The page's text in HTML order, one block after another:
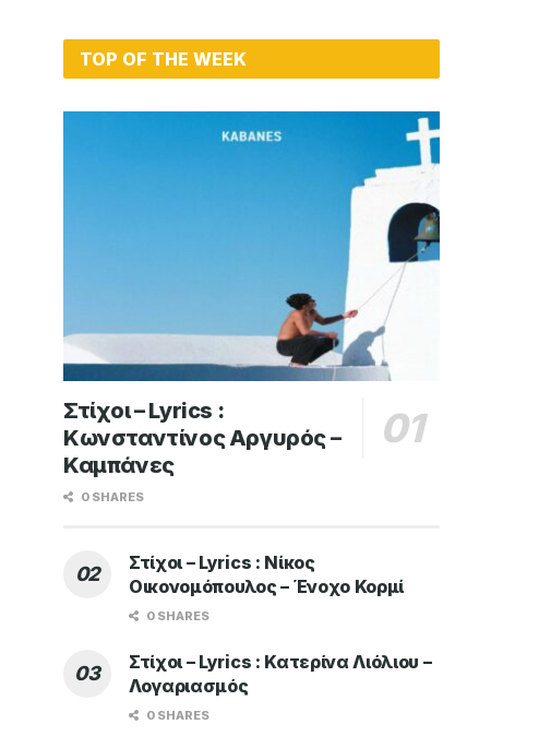
TOP OF THE WEEK
Στίχοι – Lyrics :
Κωνσταντίνος Αργυρός –
Καμπάνες
0 SHARES
Στίχοι – Lyrics : Νίκος
Οικονομόπουλος – Ένοχο Κορμί
0 SHARES
Στίχοι – Lyrics : Κατερίνα Λιόλιου –
Λογαριασμός
0 SHARES